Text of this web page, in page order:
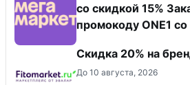
со скидкой 15% Заказать товары по
промокоду ONE1
Скидка 20% на
До 10 августа, 2026